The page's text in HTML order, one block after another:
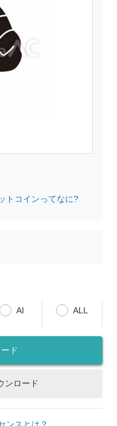
トコインってなに?
AI ALL
ド
ンロード